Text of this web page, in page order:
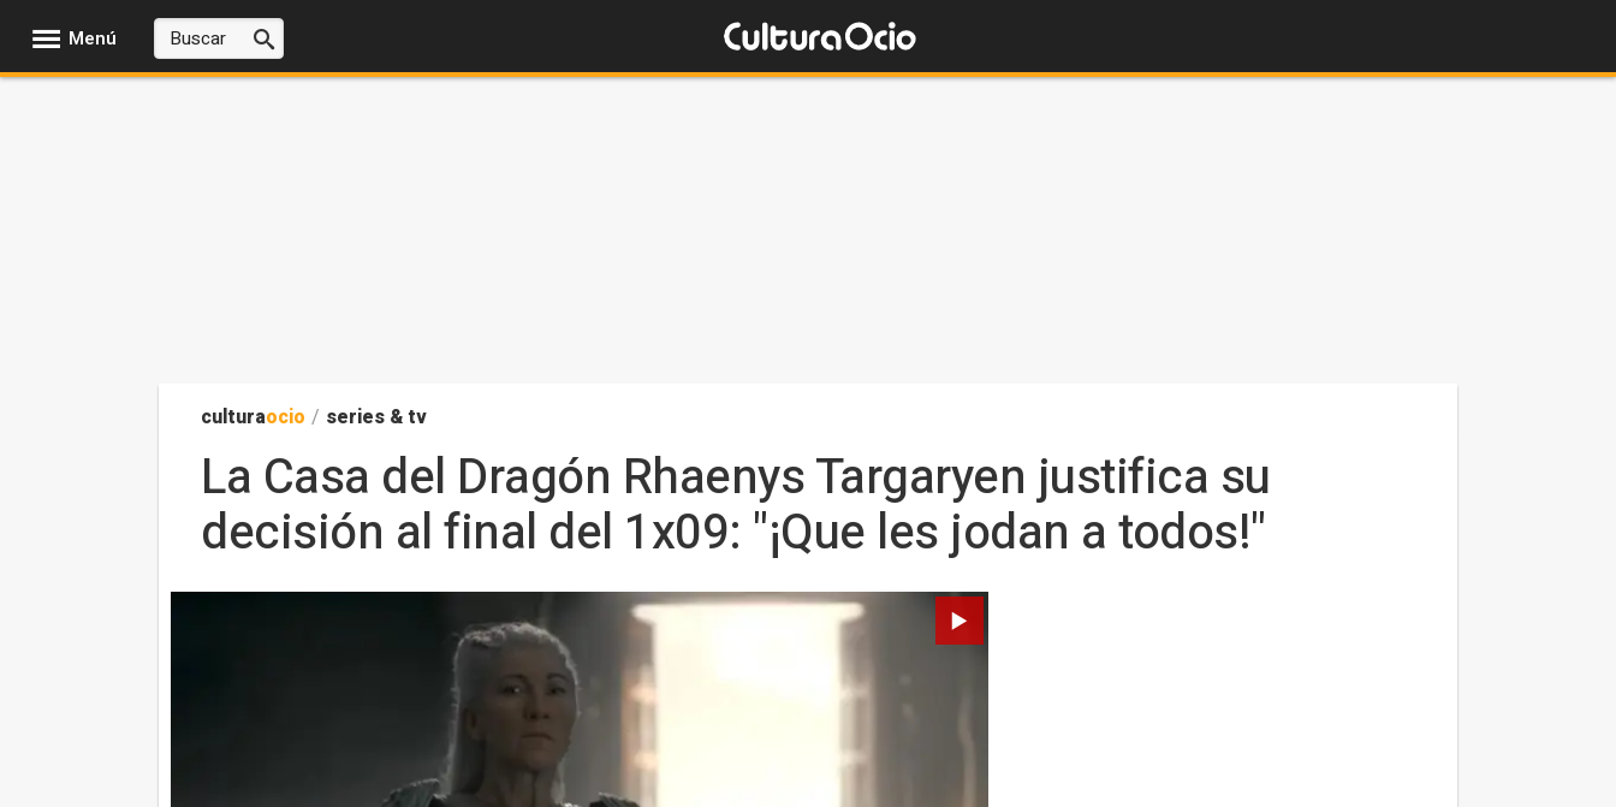
Menú
culturaocio / series & tv
La Casa del Dragón Rhaenys Targaryen justifica su
decisión al final del 1x09: "¡Que les jodan a todos!"